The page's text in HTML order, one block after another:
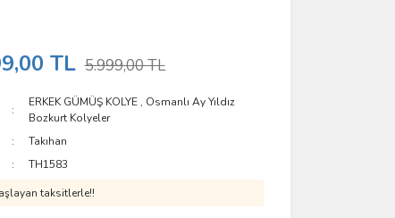
TL 5.999,00 TL
ERKEK GÜMÜŞ KOLYE , Osmanlı Ay Yıldız
Bozkurt Kolyeler
Takıhan
TH1583
taksitlerle!!